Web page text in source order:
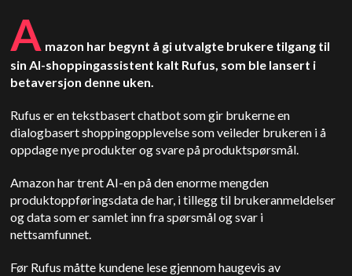
A mazon har begynt å gi utvalgte brukere tilgang til
sin AI-shoppingassistent kalt Rufus, som ble lansert i
betaversjon denne uken.
Rufus er en tekstbasert chatbot som gir brukerne en
dialogbasert shoppingopplevelse som veileder brukeren i å
oppdage nye produkter og svare på produktspørsmål.
Amazon har trent AI-en på den enorme mengden
produktoppføringsdata de har, i tillegg til brukeranmeldelser
og data som er samlet inn fra spørsmål og svar i
nettsamfunnet.
Før Rufus måtte kundene lese gjennom haugevis av